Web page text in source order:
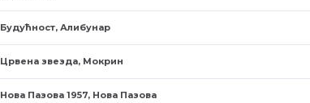
Будућност, Алибунар
Црвена звезда, Мокрин
Нова Пазова 1957, Нова Пазова